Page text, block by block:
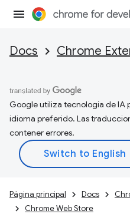
Docs Chrome
Google utiliza tecnología de IA
idioma preferido. Las
contener errores.
Página principal Docs
Chrome Web Store